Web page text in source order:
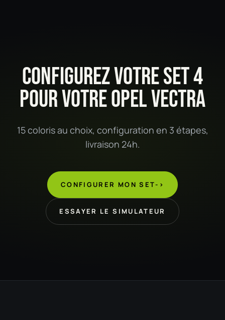
CONFIGUREZ VOTRE SET 4
POUR VOTRE OPEL VECTRA
15 coloris au choix, configuration en 3 étapes,
livraison 24h.
CONFIGURER MON SET->
ESSAYER LE SIMULATEUR